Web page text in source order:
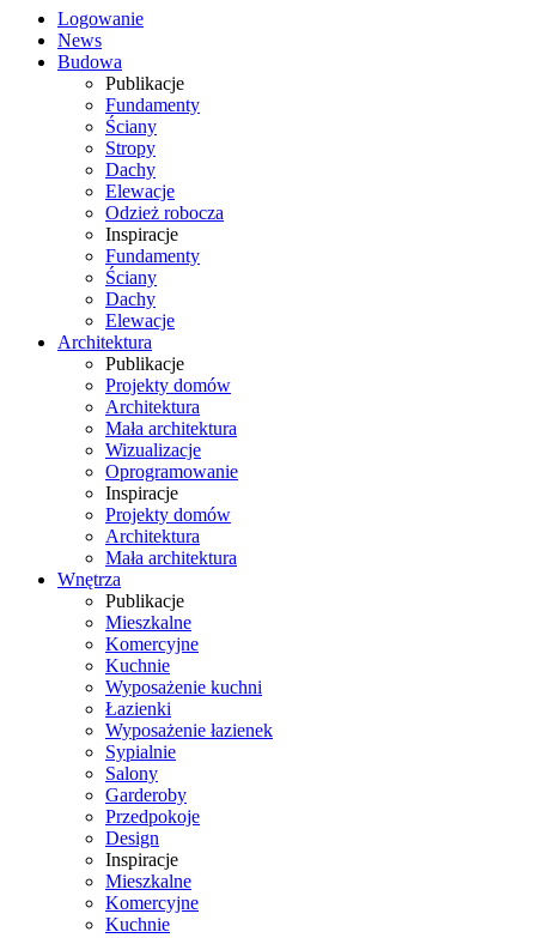
Logowanie
News
Budowa
Publikacje
Fundamenty
Ściany
Stropy
Dachy
Elewacje
Odzież robocza
Inspiracje
Fundamenty
Ściany
Dachy
Elewacje
Architektura
Publikacje
Projekty domów
Architektura
Mała architektura
Wizualizacje
Oprogramowanie
Inspiracje
Projekty domów
Architektura
Mała architektura
Wnętrza
Publikacje
Mieszkalne
Komercyjne
Kuchnie
Wyposażenie kuchni
Łazienki
Wyposażenie łazienek
Sypialnie
Salony
Garderoby
Przedpokoje
Design
Inspiracje
Mieszkalne
Komercyjne
Kuchnie